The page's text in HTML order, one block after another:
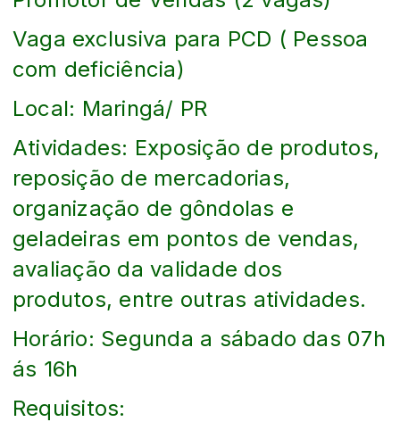
Vaga exclusiva para PCD ( Pessoa
com deficiência)
Local: Maringá/ PR
Atividades: Exposição de produtos,
reposição de mercadorias,
organização de gôndolas e
geladeiras em pontos de vendas,
avaliação da validade dos
produtos, entre outras atividades.
Horário: Segunda a sábado das 07h
ás 16h
Requisitos: